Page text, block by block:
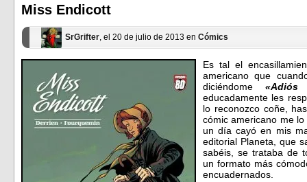
ventana
nueva)
ventana
nueva)
Miss Endicott
SrGrifter, el 20 de julio de 2013 en Cómics
Es tal el
americano que
diciéndome «Adiós
educadamente les
lo reconozco coñe,
cómic americano me
un día cayó en mis
editorial Planeta, que
sabéis, se trataba de
un formato más
encuadernados.